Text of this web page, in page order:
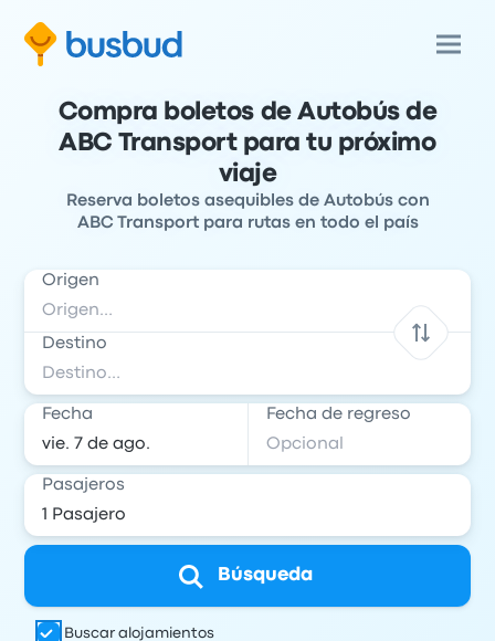
Compra boletos de Autobús de
ABC Transport para tu próximo
viaje
Reserva boletos asequibles de Autobús con
ABC Transport para rutas en todo el país
Origen
Destino
Fecha Fecha de regreso
Pasajeros
Búsqueda
Buscar alojamientos